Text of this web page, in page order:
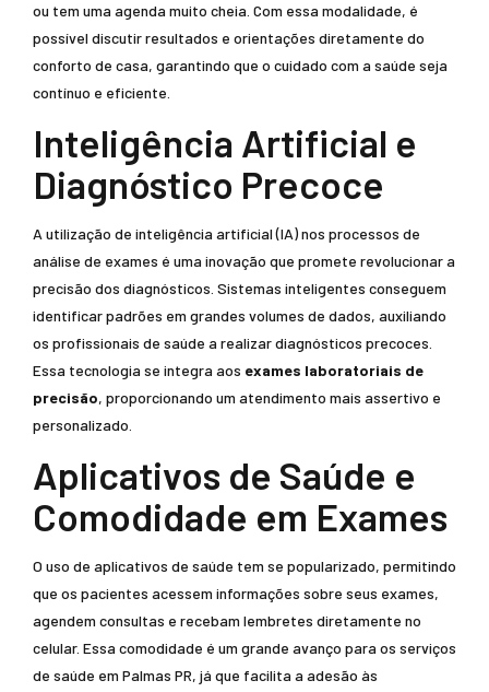
ou tem uma agenda muito cheia. Com essa modalidade, é
possível discutir resultados e orientações diretamente do
conforto de casa, garantindo que o cuidado com a saúde seja
contínuo e eficiente.
Inteligência Artificial e
Diagnóstico Precoce
A utilização de inteligência artificial (IA) nos processos de
análise de exames é uma inovação que promete revolucionar a
precisão dos diagnósticos. Sistemas inteligentes conseguem
identificar padrões em grandes volumes de dados, auxiliando
os profissionais de saúde a realizar diagnósticos precoces.
Essa tecnologia se integra aos exames laboratoriais de
precisão, proporcionando um atendimento mais assertivo e
personalizado.
Aplicativos de Saúde e
Comodidade em Exames
O uso de aplicativos de saúde tem se popularizado, permitindo
que os pacientes acessem informações sobre seus exames,
agendem consultas e recebam lembretes diretamente no
celular. Essa comodidade é um grande avanço para os serviços
de saúde em Palmas PR, já que facilita a adesão às